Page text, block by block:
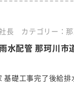
長 カテゴリー：
水配管 那珂川市
基礎工事完了後給